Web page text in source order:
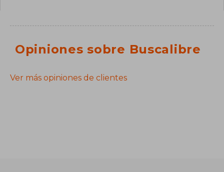
Opiniones sobre Buscalibre
Ver más opiniones de clientes